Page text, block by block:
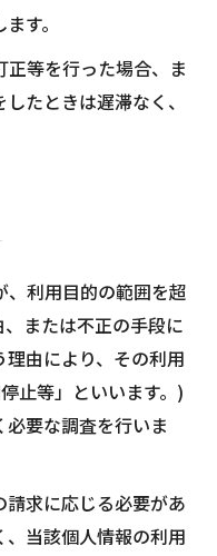
す。
等を行った場合、ま
たときは遅滞なく、
、利用目的の範囲を超
または不正の手段に
由により、その利用
止等」といいます。)
要な調査を行いま
求に応じる必要があ
当該個人情報の利用